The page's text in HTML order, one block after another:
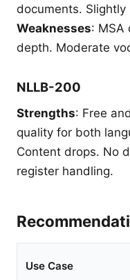
documents.
Weaknesses: MSA
depth. Moderate
NLLB-200
Strengths: Free
quality for both
Content drops. No
register handling.
Use Case